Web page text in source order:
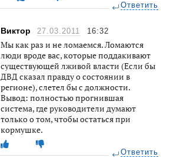
Ответить
Виктор 27.03.2011 16:32
Мы как раз и не ломаемся. Ломаются
люди вроде вас, которые поддакивают
существующей лживой власти (Если бы
ДВД сказал правду о состоянии в
регионе), слетел бы с должности.
Вывод: полностью прогнившая
система, где руководители думают
только о том, чтобы остаться при
кормушке.
Ответить